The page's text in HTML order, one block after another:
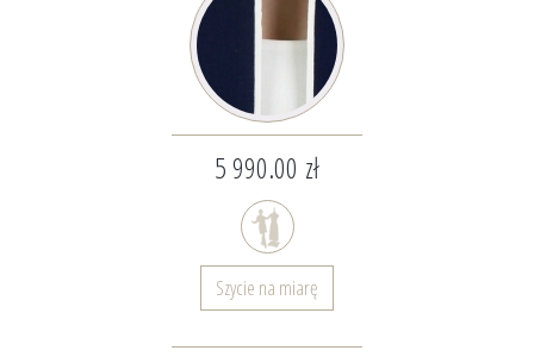
5 990.00 zł
Szycie na miarę